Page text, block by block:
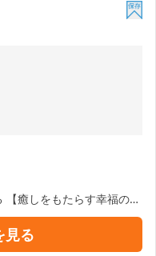
【癒しをもたらす幸福の女
付けました。 癒しを
がいる、 また来たくなる
見る